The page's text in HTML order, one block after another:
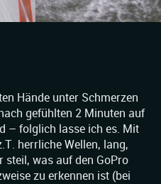
Hände unter Schmerzen
gefühlten 2 Minuten auf
– folglich lasse ich es. Mit
herrliche Wellen, lang,
steil, was auf den GoPro
zu erkennen ist (bei